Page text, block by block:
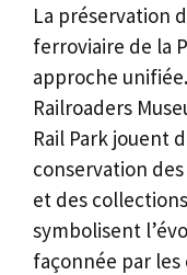
La préservation
ferroviaire de la
approche
Railroaders
Rail Park jouent
conservation
et des
symbolisent
façonnée par